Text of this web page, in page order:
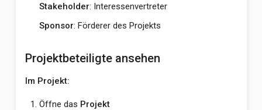
Stakeholder: Interessenvertreter
Sponsor: Förderer des Projekts
Projektbeteiligte ansehen
Im Projekt:
Öffne das Projekt